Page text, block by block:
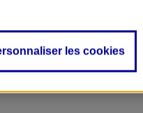
les cookies